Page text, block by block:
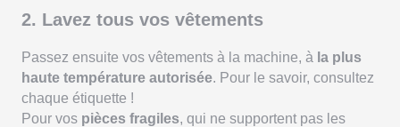
2. Lavez tous vos vêtements
Passez ensuite vos vêtements à la machine, à la plus
haute température autorisée. Pour le savoir, consultez
chaque étiquette !
Pour vos pièces fragiles, qui ne supportent pas les